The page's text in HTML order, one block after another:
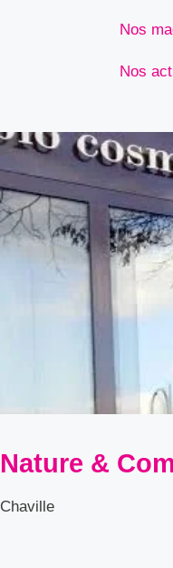
Nos
Nos
Nature &
Chaville